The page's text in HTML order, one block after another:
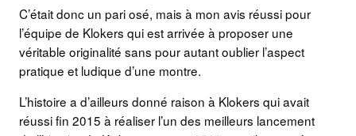
C’était donc un pari osé, mais à mon avis réussi pour
l’équipe de Klokers qui est arrivée à proposer une
véritable originalité sans pour autant oublier l’aspect
pratique et ludique d’une montre.
L’histoire a d’ailleurs donné raison à Klokers qui avait
réussi fin 2015 à réaliser l’un des meilleurs lancement